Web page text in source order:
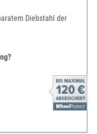
Diebstahl der